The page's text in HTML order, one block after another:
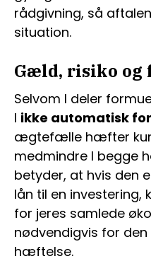
rådgivning, så
situation.
Gæld, risiko og
Selvom I deler
I ikke automatisk
ægtefælle hæfter kun
medmindre I begge
betyder, at hvis den
lån til en investering,
for jeres samlede
nødvendigvis for
hæftelse.